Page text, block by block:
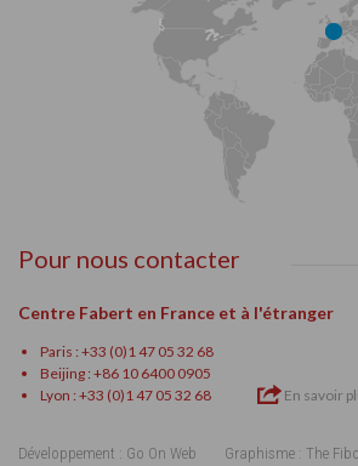
Pour nous contacter
Centre Fabert en France et à l'étranger
Paris : +33 (0)1 47 05 32 68
Beijing : +86 10 6400 0905
Lyon : +33 (0)1 47 05 32 68
En savoir
Développement : Go On Web Graphisme : The